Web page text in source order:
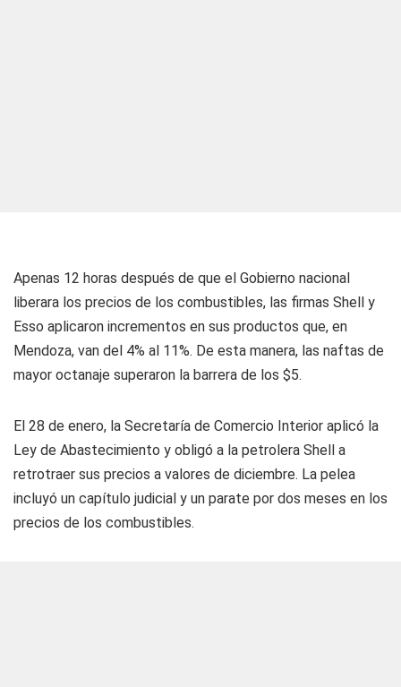
Apenas 12 horas después de que el Gobierno nacional
liberara los precios de los combustibles, las firmas Shell y
Esso aplicaron incrementos en sus productos que, en
Mendoza, van del 4% al 11%. De esta manera, las naftas de
mayor octanaje superaron la barrera de los $5.
El 28 de enero, la Secretaría de Comercio Interior aplicó la
Ley de Abastecimiento y obligó a la petrolera Shell a
retrotraer sus precios a valores de diciembre. La pelea
incluyó un capítulo judicial y un parate por dos meses en los
precios de los combustibles.